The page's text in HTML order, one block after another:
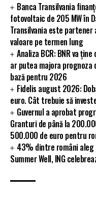
Banca Transilvania
fotovoltaic de 205 MW în
Transilvania este
valoare pe termen lung
Analiza BCR: BNR va
ar putea majora prognoza
bază pentru 2026
Fidelis august 2026:
euro. Cât trebuie să
Guvernul a aprobat
Granturi de până la
500.000 de euro pentru
43% dintre români aleg
Summer Well, ING